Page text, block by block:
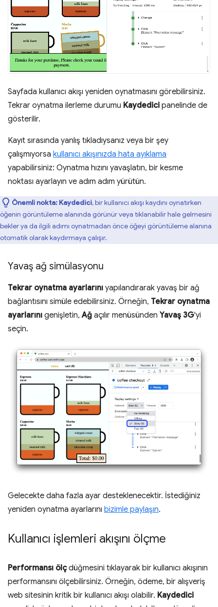
Sayfada kullanıcı akışı yeniden oynatmasını görebilirsiniz.
Tekrar oynatma ilerleme durumu Kaydedici panelinde de
gösterilir.
Kayıt sırasında yanlış tıkladıysanız veya bir şey
çalışmıyorsa kullanıcı akışınızda hata ayıklama
yapabilirsiniz: Oynatma hızını yavaşlatın, bir kesme
noktası ayarlayın ve adım adım yürütün.
Önemli nokta: Kaydedici, bir kullanıcı akışı kaydını oynatırken
öğenin görüntüleme alanında görünür veya tıklanabilir hale gelmesini
bekler ya da ilgili adımı oynatmadan önce öğeyi görüntüleme alanına
otomatik olarak kaydırmaya çalışır.
Yavaş ağ simülasyonu
Tekrar oynatma ayarlarını yapılandırarak yavaş bir ağ
bağlantısını simüle edebilirsiniz. Örneğin, Tekrar oynatma
ayarlarını genişletin,Ağ açılır menüsünden Yavaş 3G'yi
seçin.
Gelecekte daha fazla ayar desteklenecektir. İstediğiniz
yeniden oynatma ayarlarını bizimle paylaşın.
Kullanıcı işlemleri akışını ölçme
Performansı ölçdüğmesini tıklayarak bir kullanıcı akışının
performansını ölçebilirsiniz. Örneğin, ödeme, bir alışveriş
web sitesinin kritik bir kullanıcı akışı olabilir. Kaydedici